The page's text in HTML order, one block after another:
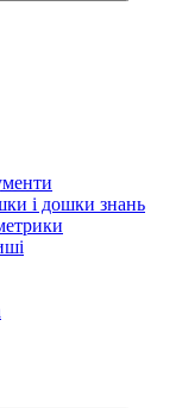
і дошки знань